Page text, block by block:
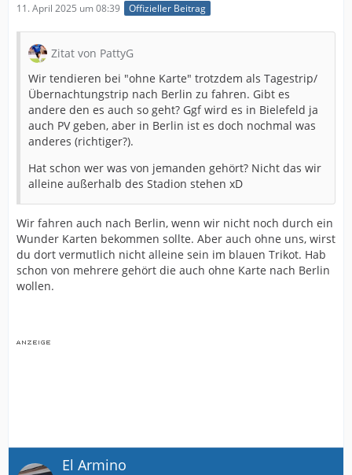
11. April 2025 um 08:39 Offizieller Beitrag
Zitat von PattyG
Wir tendieren bei "ohne Karte" trotzdem als Tagestrip/
Übernachtungstrip nach Berlin zu fahren. Gibt es
andere den es auch so geht? Ggf wird es in Bielefeld ja
auch PV geben, aber in Berlin ist es doch nochmal was
anderes (richtiger?).
Hat schon wer was von jemanden gehört? Nicht das wir
alleine außerhalb des Stadion stehen xD
Wir fahren auch nach Berlin, wenn wir nicht noch durch ein
Wunder Karten bekommen sollte. Aber auch ohne uns, wirst
du dort vermutlich nicht alleine sein im blauen Trikot. Hab
schon von mehrere gehört die auch ohne Karte nach Berlin
wollen.
El Armino